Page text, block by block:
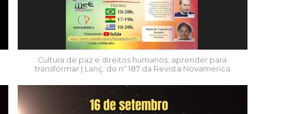
Cultura de paz e direitos humanos: aprender para
transformar | Lanç. do nº 187 da Revista Novamerica